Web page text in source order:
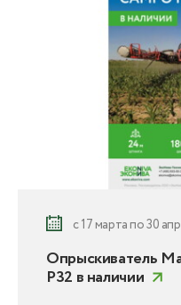
с 17 марта по 30
Опрыскиватель
P32 в наличии